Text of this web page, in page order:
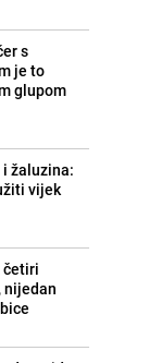
i
koju su
požar u
se
prst
s
je to
glupom
žaluzina:
vijek
četiri
nijedan